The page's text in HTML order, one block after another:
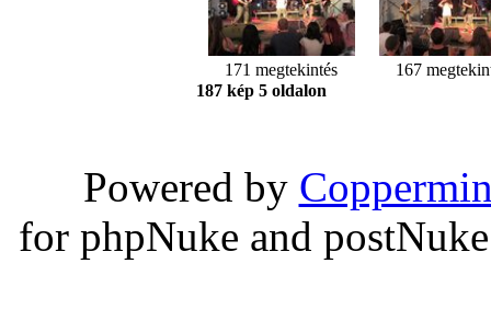
171 megtekintés
167
187 kép 5 oldalon
Powered by
for phpNuke and